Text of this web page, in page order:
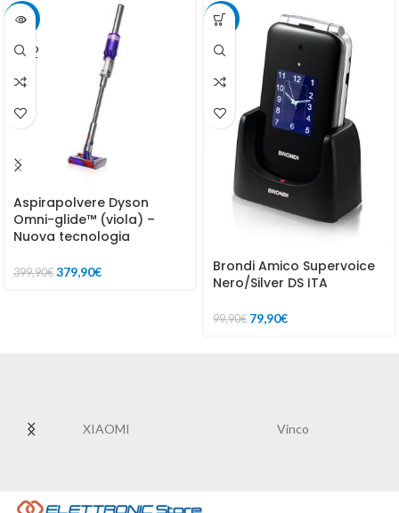
-5%
SOLD
OUT
Aspirapolvere Dyson
Omni-glide™ (viola) –
Nuova tecnologia
399,90€ 379,90€
-20%
Brondi Amico Supervoice
Nero/Silver DS ITA
99,90€ 79,90€
XIAOMI Vinco